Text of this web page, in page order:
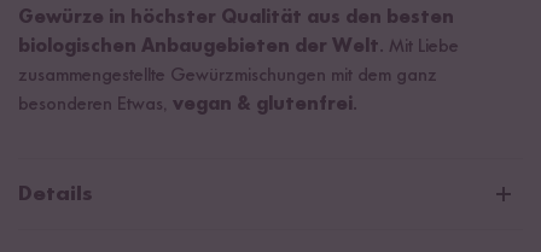
Gewürze in höchster Qualität aus den besten
biologischen Anbaugebieten der Welt. Mit Liebe
zusammengestellte Gewürzmischungen mit dem ganz
besonderen Etwas, vegan & glutenfrei.
Details